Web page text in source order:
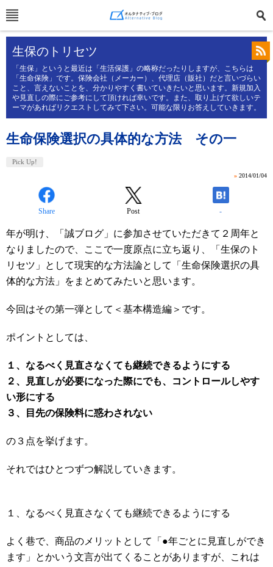
生保のトリセツ
「生保」というと最近は「生活保護」の略称だったりしますが、こちらは
「生命保険」です。保険会社（メーカー）、代理店（販社）だと言いづらい
こと、言えないことを、分かりやすく書いていきたいと思います。新規加入
や見直しの際にご参考にして頂ければ幸いです。また、取り上げて欲しいテ
ーマがあればリクエストしてみて下さい。可能な限りお答えしていきます。
生命保険選択の具体的な方法 その一
Pick Up!
» 2014/01/04
Share Post -
年が明け、「誠ブログ」に参加させていただきて２周年と
なりましたので、ここで一度原点に立ち返り、「生保のト
リセツ」として現実的な方法論として「生命保険選択の具
体的な方法」をまとめてみたいと思います。
今回はその第一弾として＜基本構造編＞です。
ポイントとしては、
１、なるべく見直さなくても継続できるようにする
２、見直しが必要になった際にでも、コントロールしやす
い形にする
３、目先の保険料に惑わされない
の３点を挙げます。
それではひとつずつ解説していきます。
１、なるべく見直さなくても継続できるようにする
よく巷で、商品のメリットとして「●年ごとに見直しができ
ます」とかいう文言が出てくることがありますが、これは